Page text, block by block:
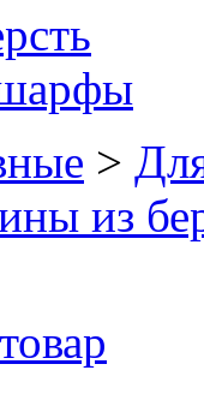
>
из